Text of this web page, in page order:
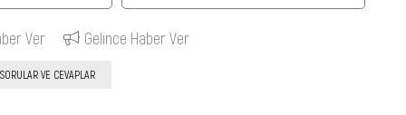
Ver Gelince Haber Ver
SORULAR VE CEVAPLAR